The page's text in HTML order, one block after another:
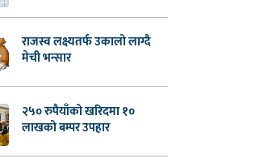
राजस्व लक्ष्यतर्फ उकालो लाग्दै
मेची भन्सार
२५० रुपैयाँको खरिदमा १०
लाखको बम्पर उपहार